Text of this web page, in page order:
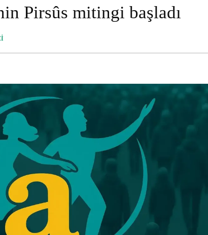
Pirsûs mitingi başladı